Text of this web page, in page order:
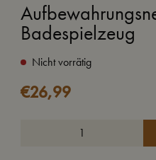
Badespielzeug
Nicht vorrätig
€26,99